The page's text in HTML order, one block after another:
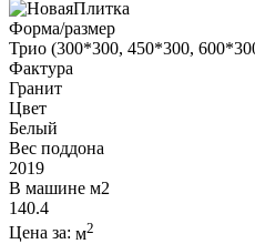
Форма/размер
Трио (300*300, 450*300,
Фактура
Гранит
Цвет
Белый
Вес поддона
2019
В машине м2
140.4
Цена за: м2